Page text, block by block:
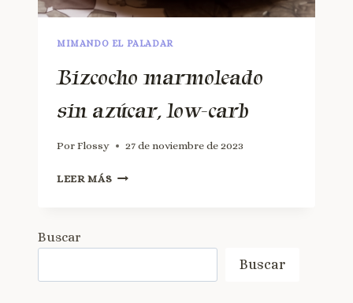
MIMANDO EL PALADAR
Bizcocho marmoleado
sin azúcar, low-carb
Por Flossy 27 de noviembre de 2023
LEER MÁS
Buscar
Buscar